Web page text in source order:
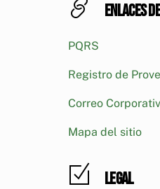
Enlaces
PQRS
Registro de
Correo
Mapa del sitio
Legal